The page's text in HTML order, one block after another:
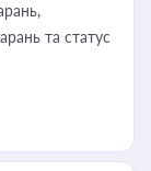
та статус